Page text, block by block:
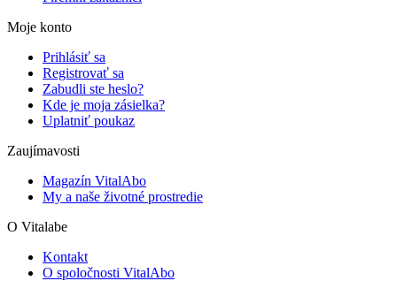
Moje konto
Prihlásiť sa
Registrovať sa
Zabudli ste heslo?
Kde je moja zásielka?
Uplatniť poukaz
Zaujímavosti
Magazín VitalAbo
My a naše životné prostredie
O Vitalabe
Kontakt
O spoločnosti VitalAbo